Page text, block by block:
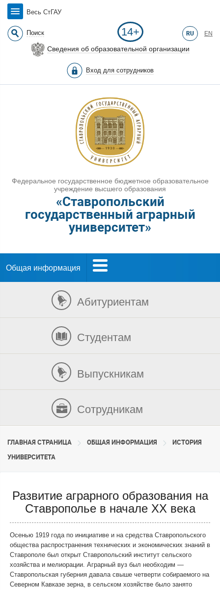
Весь СтГАУ
Поиск 14+ RU EN
Сведения об образовательной организации
Вход для сотрудников
Федеральное государственное бюджетное образовательное
учреждение высшего образования
«Ставропольский
государственный аграрный
университет»
Общая информация
Абитуриентам
Студентам
Выпускникам
Сотрудникам
ГЛАВНАЯ СТРАНИЦА ОБЩАЯ ИНФОРМАЦИЯ
ИСТОРИЯ
УНИВЕРСИТЕТА
Развитие аграрного образования на
Ставрополье в начале XX века
Осенью 1919 года по инициативе и на средства Ставропольского
общества распространения технических и экономических знаний в
Ставрополе был открыт Ставропольский институт сельского
хозяйства и мелиорации. Аграрный вуз был необходим —
Ставропольская губерния давала свыше четверти собираемого на
Северном Кавказе зерна, в сельском хозяйстве было занято